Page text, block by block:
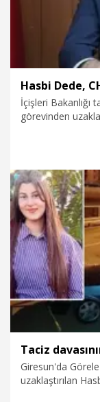
Hasbi Dede,
İçişleri Bakanlığı
görevinden
10.04.2026
Giresun'da
uzaklaştırılan